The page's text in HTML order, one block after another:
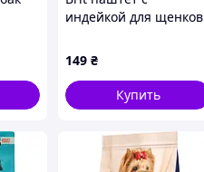
индейкой для щенков
гипоаллергенный 400г
8T7901KK32
149 ₴
Купить